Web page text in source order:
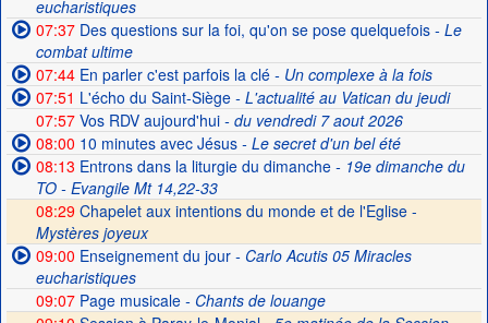
eucharistiques
07:37Des questions sur la foi, qu'on se pose quelquefois- Le
combat ultime
07:44En parler c'est parfois la clé- Un complexe à la fois
07:51 L'écho du Saint-Siège- L'actualité au Vatican du jeudi
07:57Vos RDV aujourd'hui- du vendredi 7 aout 2026
08:00 10 minutes avec Jésus- Le secret d'un bel été
08:13 Entrons dans la liturgie du dimanche- 19e dimanche du
TO - Evangile Mt 14,22-33
08:29 Chapelet aux intentions du monde et de l'Eglise -
Mystères joyeux
09:00 Enseignement du jour- Carlo Acutis 05 Miracles
eucharistiques
09:07Page musicale- Chants de louange